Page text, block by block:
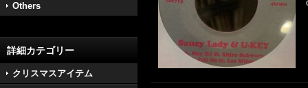
Others
詳細カテゴリー
クリスマスアイテム